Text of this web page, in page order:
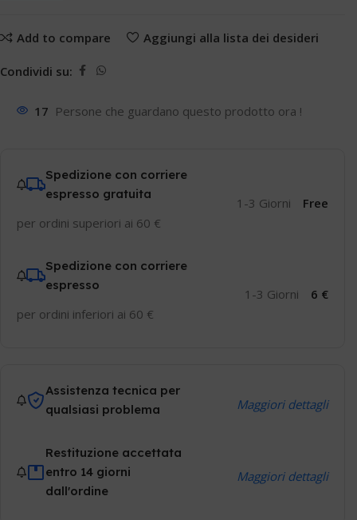
Add to compare Aggiungi alla lista dei desideri
Condividi su:
17 Persone che guardano questo prodotto ora !
Spedizione con corriere
espresso gratuita
per ordini superiori ai 60 €
1-3 Giorni Free
Spedizione con corriere
espresso
per ordini inferiori ai 60 €
1-3 Giorni 6 €
Assistenza tecnica per
qualsiasi problema
Maggiori dettagli
Restituzione accettata
entro 14 giorni
dall'ordine
Maggiori dettagli